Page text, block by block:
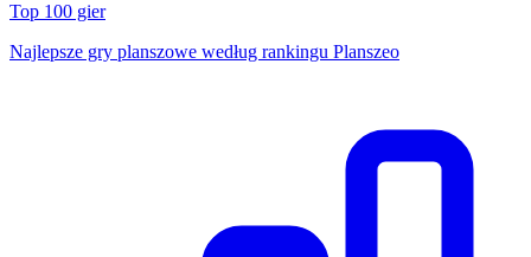
Top 100 gier
Najlepsze gry planszowe według rankingu Planszeo